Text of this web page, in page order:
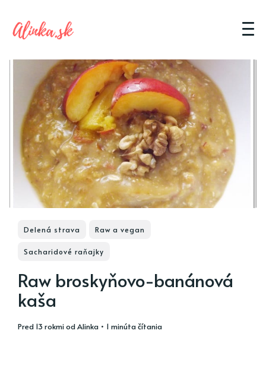
Delená strava Raw a vegan
Sacharidové raňajky
Raw broskyňovo-banánová
kaša
pred 13 rokmiodAlinka • 1 minúta čítania